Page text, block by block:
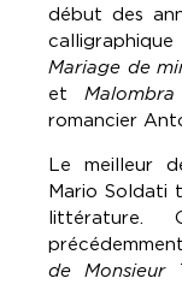
début des
Mariage de
et Malombra
romancier
Le meilleur
Mario Soldati
littérature.
de Monsieur